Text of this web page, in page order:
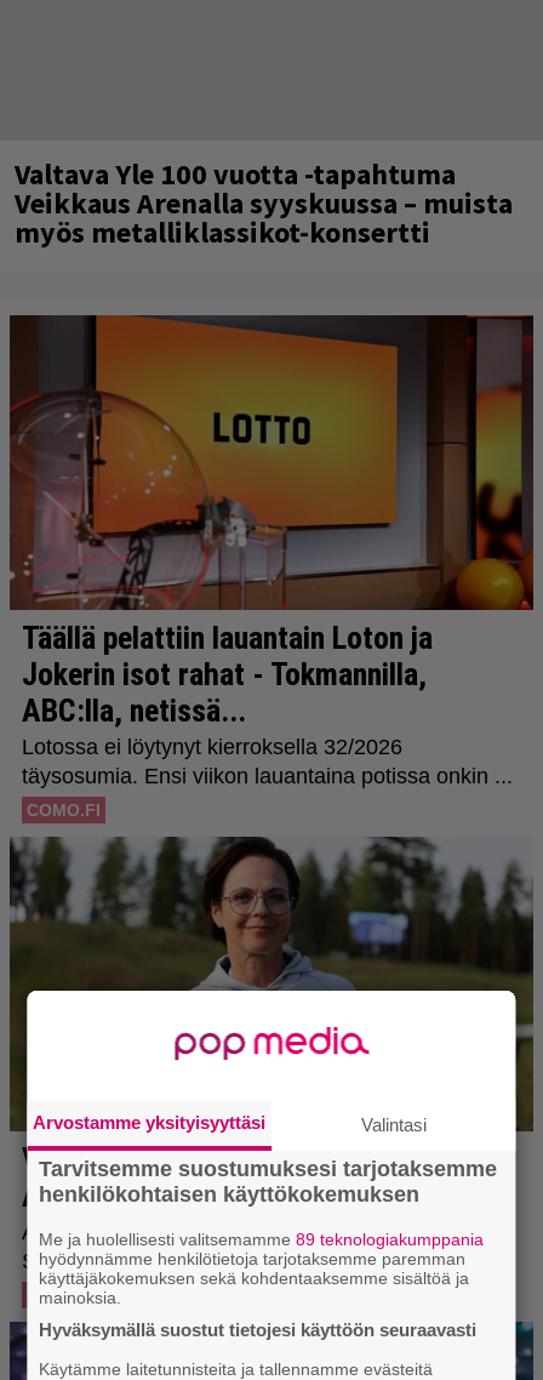
Valtava Yle 100 vuotta -tapahtuma
Veikkaus Arenalla syyskuussa – muista
myös metalliklassikot-konsertti
Arvostamme yksityisyyttäsi Valintasi
Tarvitsemme suostumuksesi tarjotaksemme
henkilökohtaisen käyttökokemuksen
Me ja huolellisesti valitsemamme89 teknologiakumppania
hyödynnämme henkilötietoja tarjotaksemme paremman
käyttäjäkokemuksen sekä kohdentaaksemme sisältöä ja
mainoksia.
Hyväksymällä suostut tietojesi käyttöön seuraavasti
Käytämme laitetunnisteita ja tallennamme evästeitä